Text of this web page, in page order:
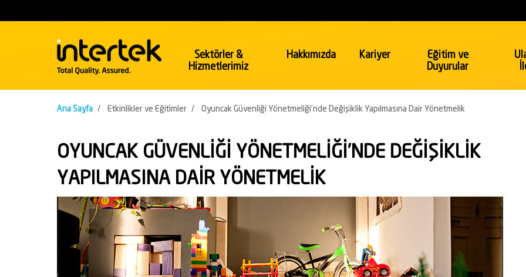
Sektörler &
Hizmetlerimiz
Polimerplastik
Temizlik Malzemeleri
İnşaat & Mühendislik
İnşaat
Endüstri
Enerji & Emtia
Enerji
Petrol ve Gaz
Konaklama & Turizm
Gıda & Sağlık
Gıda ve Tarım
Hükümet & Ticaret
Kuzey Irak Bölgesel İhracat
Uygunluk Değerlendirme Programı
Kurumlar ve Kuruluşlar
Hakkımızda Kariyer
Eğitim ve
Duyurular
Ana Sayfa / Etkinlikler ve Eğitimler / Oyuncak Güvenliği Yönetmeliği’nde Değişiklik Yapılmasına Dair Yönetmelik
OYUNCAK GÜVENLİĞİ YÖNETMELİĞİ’NDE DEĞİŞİKLİK
YAPILMASINA DAİR YÖNETMELİK